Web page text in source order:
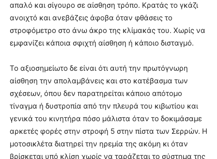
απαλό και σίγουρο σε αίσθηση τρόπο. Κρατάς το γκάζι
ανοιχτό και ανεβάζεις άφοβα όταν φθάσεις το
στροφόμετρο στο άνω άκρο της κλίμακάς του. Χωρίς να
εμφανίζει κάποια σφιχτή αίσθηση ή κάποιο δισταγμό.
Το αξιοσημείωτο δε είναι ότι αυτή την πρωτόγνωρη
αίσθηση την απολαμβάνεις και στο κατέβασμα των
σχέσεων, όπου δεν παρατηρείται κάποιο απότομο
τίναγμα ή δυστροπία από την πλευρά του κιβωτίου και
γενικά του κινητήρα πόσο μάλιστα όταν το δοκιμάσαμε
αρκετές φορές στην στροφή 5 στην πίστα των Σερρών. Η
μοτοσικλέτα διατηρεί την ηρεμία της ακόμη κι όταν
βρίσκεται υπό κλίση χωρίς να ταράζεται το σύστημα της